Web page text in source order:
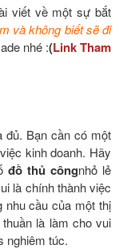
viết về một sự bắt
và không biết sẽ đi
nhé :(Link Tham
đủ. Bạn cần có một
kinh doanh. Hãy
đồ thủ côngnhỏ lẻ
là chính thành việc
nhu cầu của một thị
là làm cho vui
nghiêm túc.